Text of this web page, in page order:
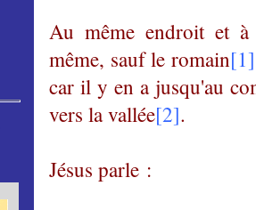
Au même endroit et
même, sauf le romain[1]
car il y en a jusqu'au
vers la vallée[2].
Jésus parle :